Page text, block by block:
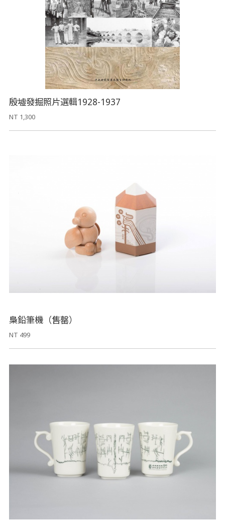
殷墟發掘照片選輯1928-1937
NT 1,300
梟鉛筆機（售罄）
NT 499